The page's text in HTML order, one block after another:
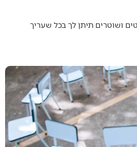
ושוטרים תיתן לך בכל שעריך